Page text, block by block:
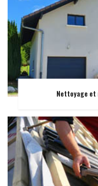
Nettoyage et